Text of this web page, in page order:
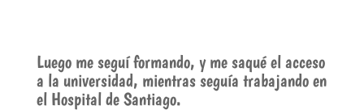
Luego me seguí formando, y me saqué el acceso
a la universidad, mientras seguía trabajando en
el Hospital de Santiago.